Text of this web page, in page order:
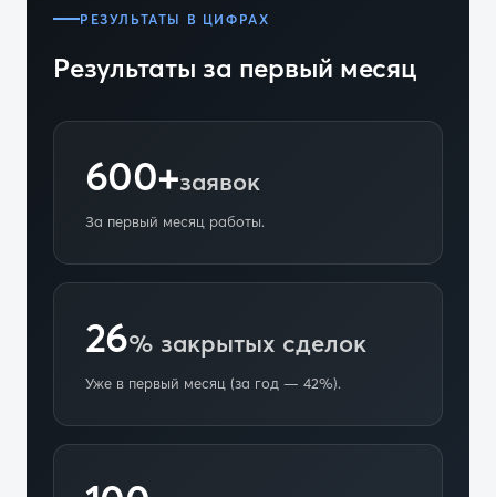
РЕЗУЛЬТАТЫ В ЦИФРАХ
Результаты за первый месяц
600+заявок
За первый месяц работы.
26% закрытых сделок
Уже в первый месяц (за год — 42%).